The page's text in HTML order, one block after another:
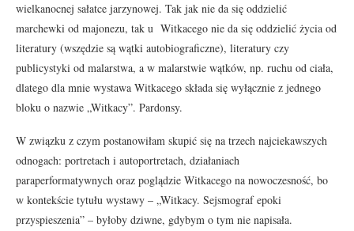
wielkanocnej sałatce jarzynowej. Tak jak nie da się oddzielić
marchewki od majonezu, tak u Witkacego nie da się oddzielić życia od
literatury (wszędzie są wątki autobiograficzne), literatury czy
publicystyki od malarstwa, a w malarstwie wątków, np. ruchu od ciała,
dlatego dla mnie wystawa Witkacego składa się wyłącznie z jednego
bloku o nazwie „Witkacy”. Pardonsy.
W związku z czym postanowiłam skupić się na trzech najciekawszych
odnogach: portretach i autoportretach, działaniach
paraperformatywnych oraz poglądzie Witkacego na nowoczesność, bo
w kontekście tytułu wystawy – „Witkacy. Sejsmograf epoki
przyspieszenia” – byłoby dziwne, gdybym o tym nie napisała.